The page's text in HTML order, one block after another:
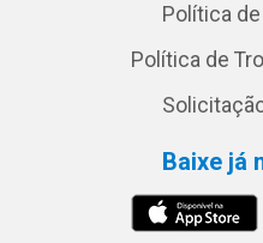
Política
Política de
Baixe já